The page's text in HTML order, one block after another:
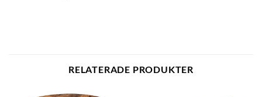
RELATERADE PRODUKTER